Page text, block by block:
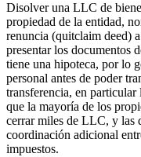
Disolver una LLC de
propiedad de la entidad,
renuncia (quitclaim deed)
presentar los documentos
tiene una hipoteca, por lo
personal antes de poder
transferencia, en particular
que la mayoría de los
cerrar miles de LLC, y las
coordinación adicional
impuestos.